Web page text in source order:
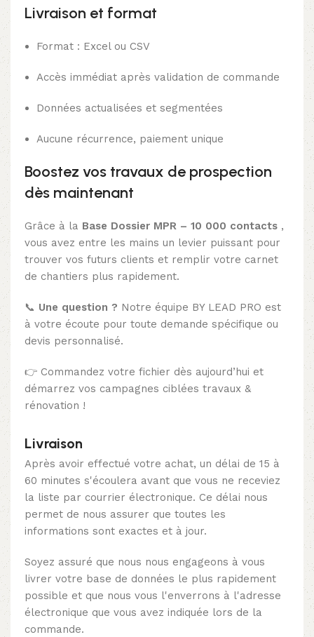
Livraison et format
Format : Excel ou CSV
Accès immédiat après validation de commande
Données actualisées et segmentées
Aucune récurrence, paiement unique
Boostez vos travaux de prospection
dès maintenant
Grâce à la Base Dossier MPR – 10 000 contacts ,
vous avez entre les mains un levier puissant pour
trouver vos futurs clients et remplir votre carnet
de chantiers plus rapidement.
📞 Une question ? Notre équipe BY LEAD PRO est
à votre écoute pour toute demande spécifique ou
devis personnalisé.
👉 Commandez votre fichier dès aujourd’hui et
démarrez vos campagnes ciblées travaux &
rénovation !
Livraison
Après avoir effectué votre achat, un délai de 15 à
60 minutes s'écoulera avant que vous ne receviez
la liste par courrier électronique. Ce délai nous
permet de nous assurer que toutes les
informations sont exactes et à jour.
Soyez assuré que nous nous engageons à vous
livrer votre base de données le plus rapidement
possible et que nous vous l'enverrons à l'adresse
électronique que vous avez indiquée lors de la
commande.